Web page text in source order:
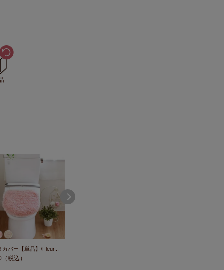
カバー【単品】/Fleur...
（税込）